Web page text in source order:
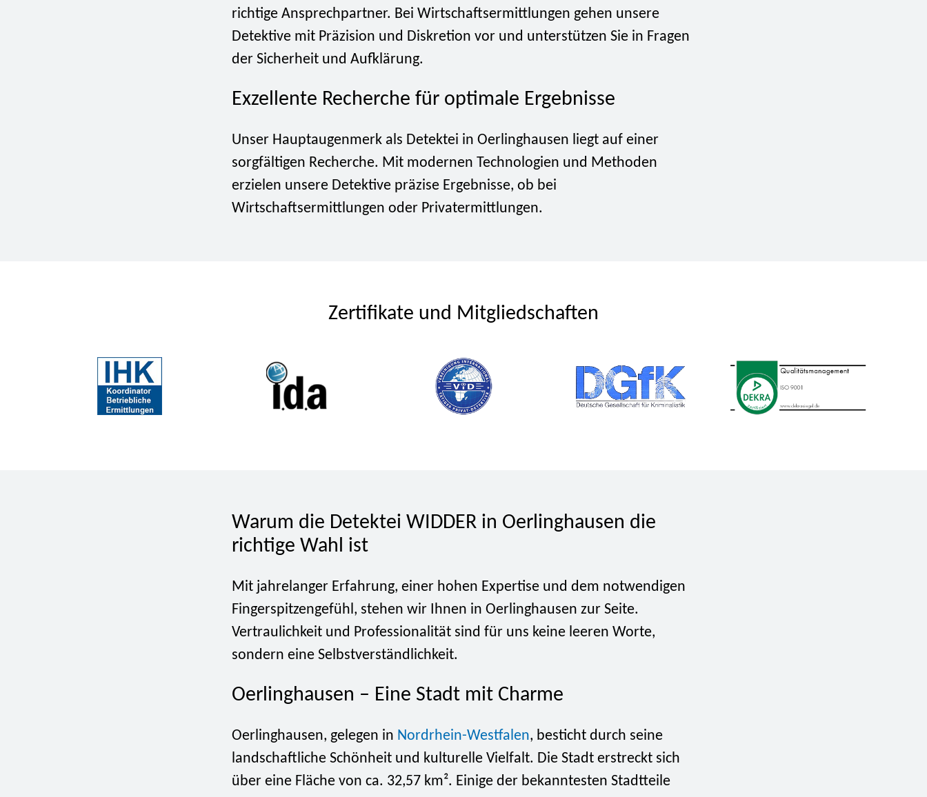
richtige Ansprechpartner. Bei Wirtschaftsermittlungen gehen unsere
Detektive mit Präzision und Diskretion vor und unterstützen Sie in Fragen
der Sicherheit und Aufklärung.
Exzellente Recherche für optimale Ergebnisse
Unser Hauptaugenmerk als Detektei in Oerlinghausen liegt auf einer
sorgfältigen Recherche. Mit modernen Technologien und Methoden
erzielen unsere Detektive präzise Ergebnisse, ob bei
Wirtschaftsermittlungen oder Privatermittlungen.
Zertifikate und Mitgliedschaften
Warum die Detektei WIDDER in Oerlinghausen die
richtige Wahl ist
Mit jahrelanger Erfahrung, einer hohen Expertise und dem notwendigen
Fingerspitzengefühl, stehen wir Ihnen in Oerlinghausen zur Seite.
Vertraulichkeit und Professionalität sind für uns keine leeren Worte,
sondern eine Selbstverständlichkeit.
Oerlinghausen – Eine Stadt mit Charme
Oerlinghausen, gelegen in Nordrhein-Westfalen, besticht durch seine
landschaftliche Schönheit und kulturelle Vielfalt. Die Stadt erstreckt sich
über eine Fläche von ca. 32,57 km². Einige der bekanntesten Stadtteile